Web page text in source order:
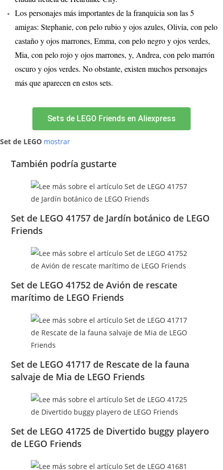
Los personajes más importantes de la franquicia son las 5
amigas: Stephanie, con pelo rubio y ojos azules, Olivia, con pelo
castaño y ojos marrones, Emma, con pelo negro y ojos verdes,
Mia, con pelo rojo y ojos marrones, y, Andrea, con pelo marrón
oscuro y ojos verdes. No obstante, existen muchos personajes
más que aparecen en estos sets.
Sets de LEGO Friends en Aliexpress
Set de LEGO mostrar
También podría gustarte
Set de LEGO 41757 de Jardín botánico de LEGO
Friends
Set de LEGO 41752 de Avión de rescate
marítimo de LEGO Friends
Set de LEGO 41717 de Rescate de la fauna
salvaje de Mia de LEGO Friends
Set de LEGO 41725 de Divertido buggy playero
de LEGO Friends